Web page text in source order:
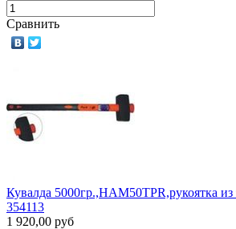
Сравнить
Кувалда 5000гр.,НАМ50TPR,рукоятка из
354113
1 920,00 руб